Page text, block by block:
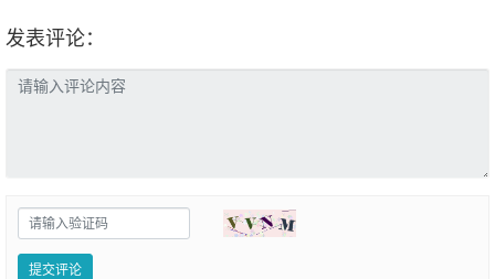
发表评论：
提交评论